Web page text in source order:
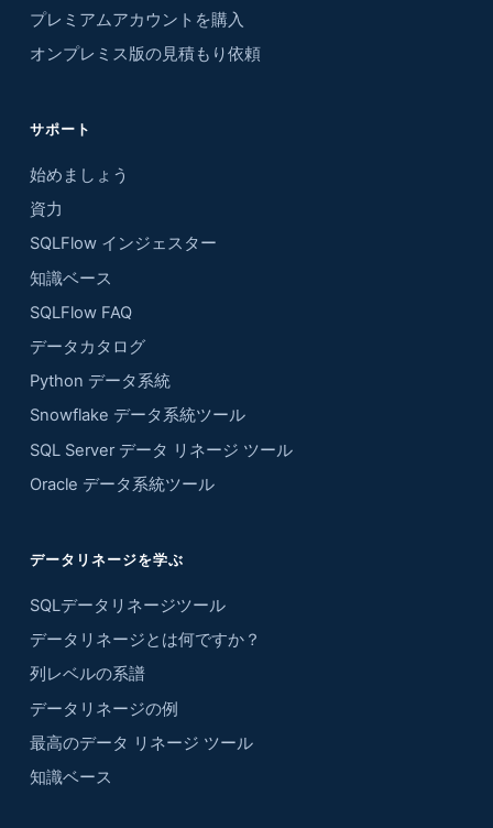
プレミアムアカウントを購入
オンプレミス版の見積もり依頼
サポート
始めましょう
資力
SQLFlow インジェスター
知識ベース
SQLFlow FAQ
データカタログ
Python データ系統
Snowflake データ系統ツール
SQL Server データ リネージ ツール
Oracle データ系統ツール
データリネージを学ぶ
SQLデータリネージツール
データリネージとは何ですか？
列レベルの系譜
データリネージの例
最高のデータ リネージ ツール
知識ベース